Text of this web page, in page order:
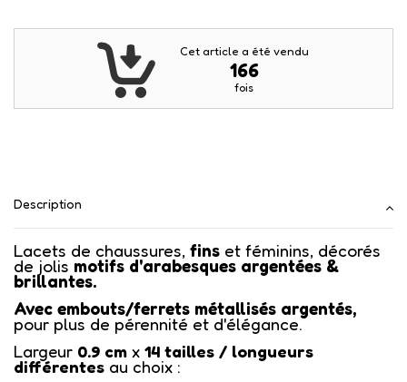
Cet article a été vendu
166
fois
Description
Lacets de chaussures, fins et féminins, décorés
de jolis motifs d'arabesques argentées &
brillantes.
Avec embouts/ferrets métallisés argentés,
pour plus de pérennité et d'élégance.
Largeur 0.9 cm x 14 tailles / longueurs
différentes au choix :